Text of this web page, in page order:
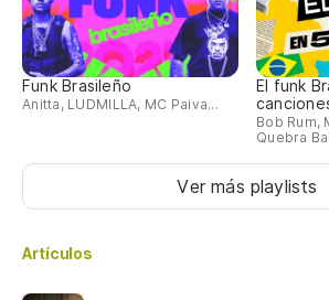
Funk Brasileño
Anitta, LUDMILLA, MC Paiva...
El funk
Bob Rum,
Quebra
Ver más playlists
Artículos